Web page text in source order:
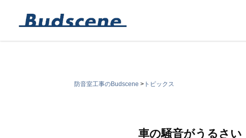
防音室工事のBudscene >トピックス
車の騒音がうるさい